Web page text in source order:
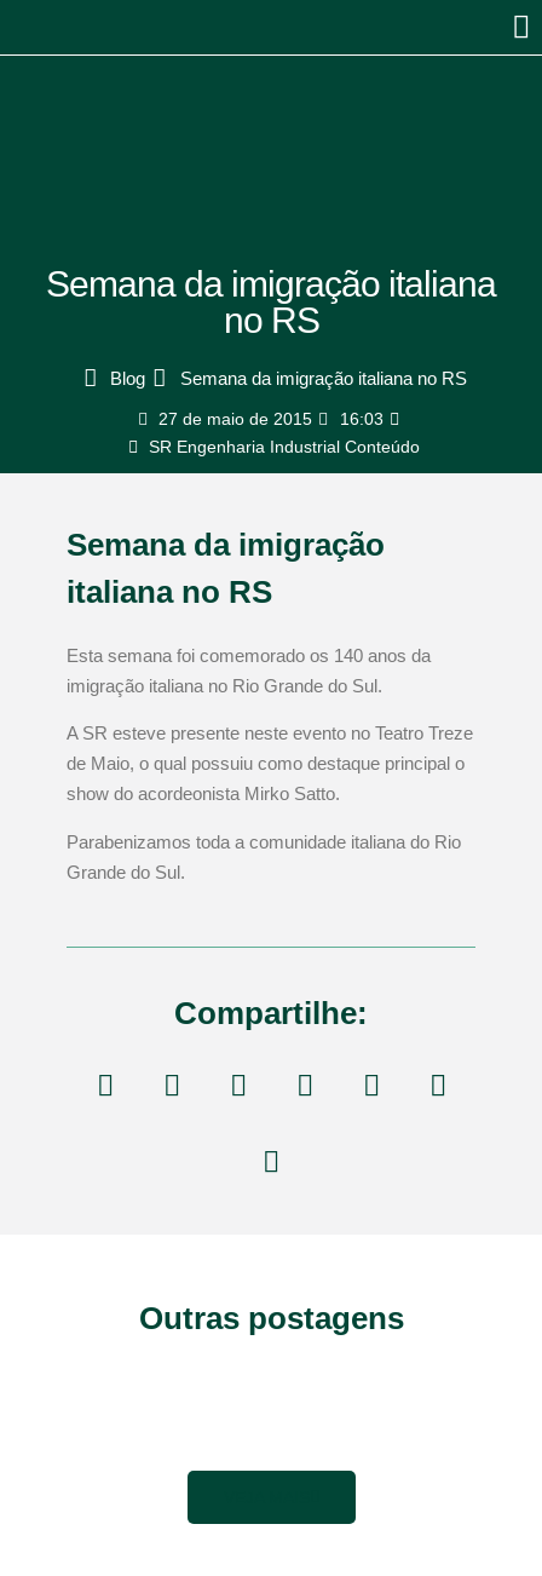
Semana da imigração italiana
no RS
Blog Semana da imigração italiana no RS
27 de maio de 2015
16:03
SR Engenharia Industrial Conteúdo
Semana da imigração
italiana no RS
Esta semana foi comemorado os 140 anos da
imigração italiana no Rio Grande do Sul.
A SR esteve presente neste evento no Teatro Treze
de Maio, o qual possuiu como destaque principal o
show do acordeonista Mirko Satto.
Parabenizamos toda a comunidade italiana do Rio
Grande do Sul.
Compartilhe:
Outras postagens